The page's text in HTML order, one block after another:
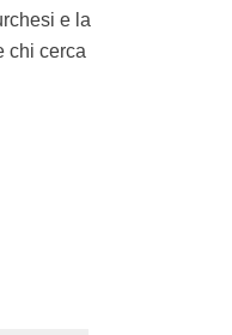
e la
chi cerca